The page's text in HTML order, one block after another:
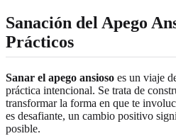
Sanación del Apego
Prácticos
Sanar el apego ansioso es un viaje
práctica intencional. Se trata de
transformar la forma en que te
es desafiante, un cambio positivo
posible.